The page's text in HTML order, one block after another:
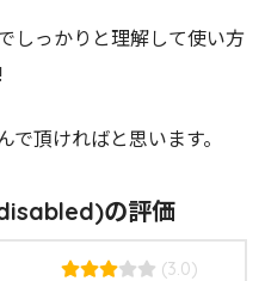
しっかりと理解して使い方
頂ければと思います。
の評価
(3.0)